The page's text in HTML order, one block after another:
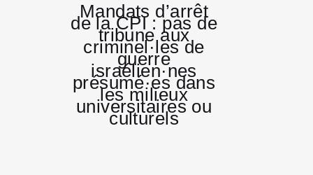
Mandats d’arrêt
de la CPI : pas de
tribune aux
criminel·les de
guerre
israélien·nes
présumé·es dans
les milieux
universitaires ou
culturels